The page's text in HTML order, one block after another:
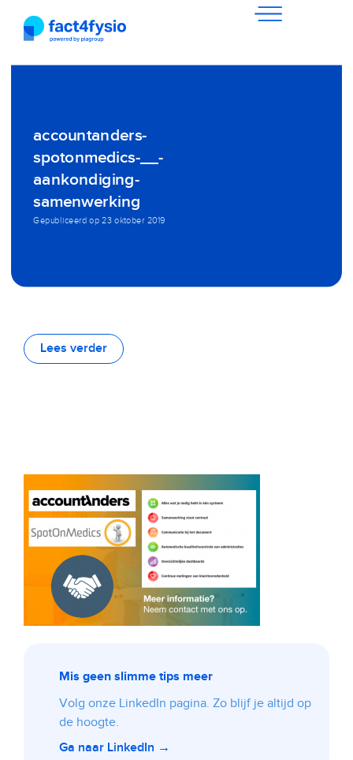
accountanders-
spotonmedics-__-
aankondiging-
samenwerking
Gepubliceerd op 23 oktober 2019
Lees verder
Mis geen slimme tips meer
Volg onze LinkedIn pagina. Zo blijf je altijd op
de hoogte.
Ga naar LinkedIn →